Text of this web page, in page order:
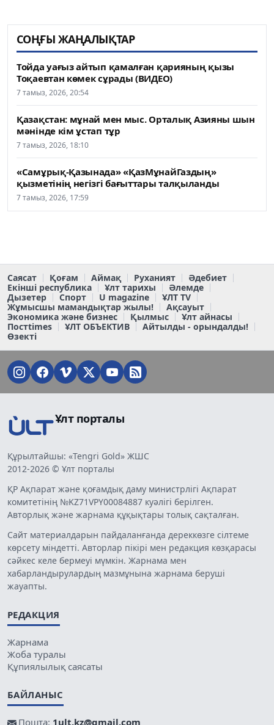
СОҢҒЫ ЖАҢАЛЫҚТАР
Тойда уағыз айтып қамалған қарияның қызы
Тоқаевтан көмек сұрады (ВИДЕО)
7 тамыз, 2026, 20:54
Қазақстан: мұнай мен мыс. Орталық Азияны шын
мәнінде кім ұстап тұр
7 тамыз, 2026, 18:10
«Самұрық-Қазынада» «ҚазМұнайГаздың»
қызметінің негізгі бағыттары талқыланды
7 тамыз, 2026, 17:59
Саясат Қоғам Аймақ Руханият
Әдебиет
Екінші республика
Ұлт тарихы
Әлемде
Дызетер
Спорт U magazine
ҰЛТ TV
Жұмысшы мамандықтар жылы!
Ақсауыт
Экономика және бизнес
Қылмыс
Ұлт айнасы
Постtimes
ҰЛТ ОБЪЕКТИВ
Айтылды - орындалды!
Өзекті
Ұлт порталы
Құрылтайшы: «Tengri Gold» ЖШС
2012-2026 © Ұлт порталы
ҚР Ақпарат және қоғамдық даму министрлігі Ақпарат
комитетінің №KZ71VPY00084887 куәлігі берілген.
Авторлық және жарнама құқықтары толық сақталған.
Сайт материалдарын пайдаланғанда дереккөзге сілтеме
көрсету міндетті. Авторлар пікірі мен редакция көзқарасы
сәйкес келе бермеуі мүмкін. Жарнама мен
хабарландырулардың мазмұнына жарнама беруші
жауапты.
РЕДАКЦИЯ
Жарнама
Жоба туралы
Құпиялылық саясаты
БАЙЛАНЫС
Пошта: 1ult.kz@gmail.com